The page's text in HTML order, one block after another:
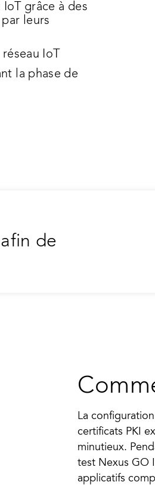
grâce à des
leurs
IoT
la phase de
de
La
certificats PKI
minutieux.
test Nexus GO
applicatifs